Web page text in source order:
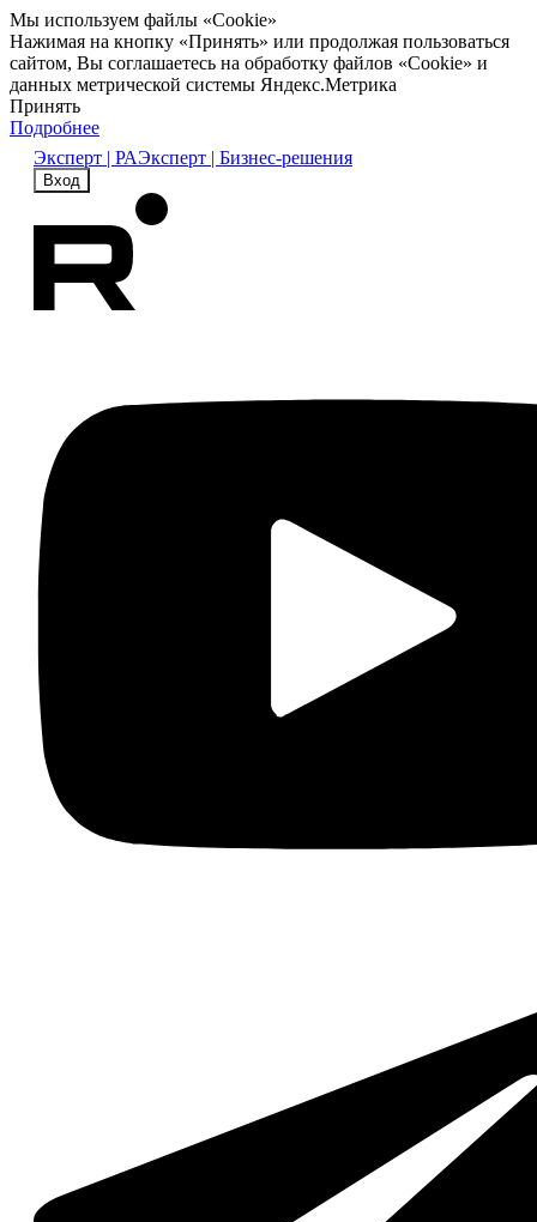
Мы используем файлы «Cookie»
Нажимая на кнопку «Принять» или продолжая пользоваться
сайтом, Вы соглашаетесь на обработку файлов «Cookie» и
данных метрической системы Яндекс.Метрика
Принять
Подробнее
Эксперт | РАЭксперт | Бизнес-решения
Вход